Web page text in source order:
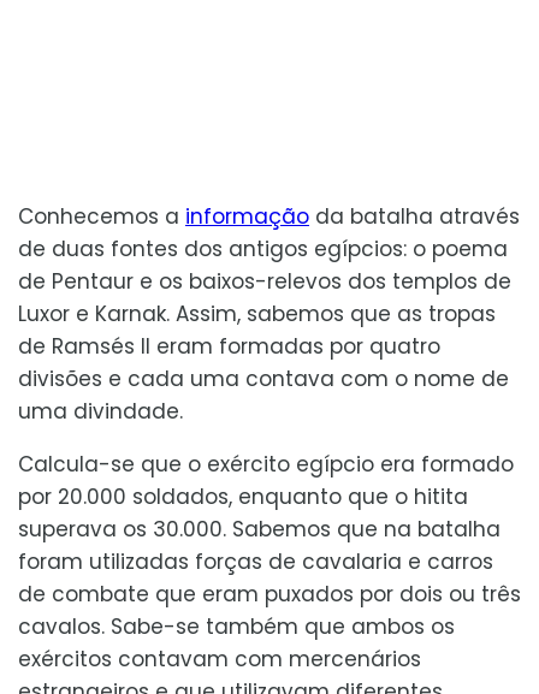
Conhecemos a informação da batalha através
de duas fontes dos antigos egípcios: o poema
de Pentaur e os baixos-relevos dos templos de
Luxor e Karnak. Assim, sabemos que as tropas
de Ramsés II eram formadas por quatro
divisões e cada uma contava com o nome de
uma divindade.
Calcula-se que o exército egípcio era formado
por 20.000 soldados, enquanto que o hitita
superava os 30.000. Sabemos que na batalha
foram utilizadas forças de cavalaria e carros
de combate que eram puxados por dois ou três
cavalos. Sabe-se também que ambos os
exércitos contavam com mercenários